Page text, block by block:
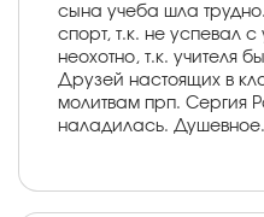
сына учеба шла
спорт, т.к. не успевал
неохотно, т.к. учителя
Друзей настоящих в
молитвам прп. Сергия
наладилась.